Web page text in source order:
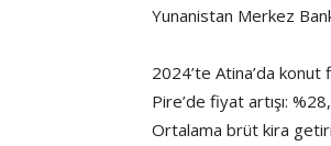
Yunanistan Merkez
2024’te Atina’da konut
Pire’de fiyat artışı:
Ortalama brüt kira